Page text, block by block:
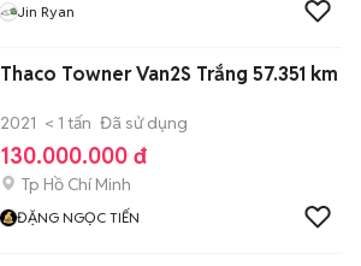
Jin Ryan
Thaco Towner Van2S Trắng 57.351 km
2021 < 1 tấn Đã sử dụng
130.000.000 đ
Tp Hồ Chí Minh
ĐẶNG NGỌC TIẾN